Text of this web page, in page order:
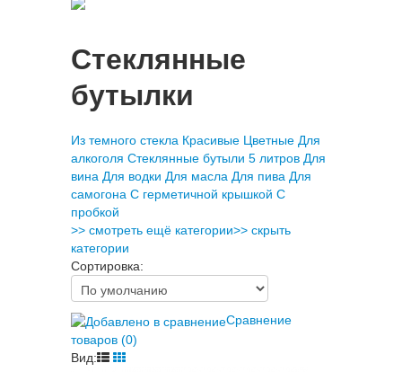
Стеклянные
бутылки
Из темного стекла Красивые Цветные Для
алкоголя Стеклянные бутыли 5 литров Для
вина Для водки Для масла Для пива Для
самогона С герметичной крышкой С
пробкой
>> смотреть ещё категории>> скрыть
категории
Сортировка:
Сравнение
товаров (0)
Вид: